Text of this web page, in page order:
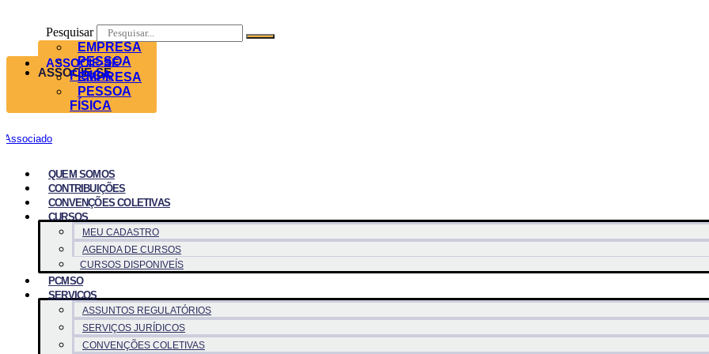
Pesquisar
ASSOCIE-SE
EMPRESA
PESSOA
FÍSICA
ASSOCIE-SE
EMPRESA
PESSOA
FÍSICA
Associado
QUEM SOMOS
CONTRIBUIÇÕES
CONVENÇÕES COLETIVAS
CURSOS
MEU CADASTRO
AGENDA DE CURSOS
CURSOS DISPONIVEÍS
PCMSO
SERVICOS
ASSUNTOS REGULATÓRIOS
SERVIÇOS JURÍDICOS
CONVENÇÕES COLETIVAS